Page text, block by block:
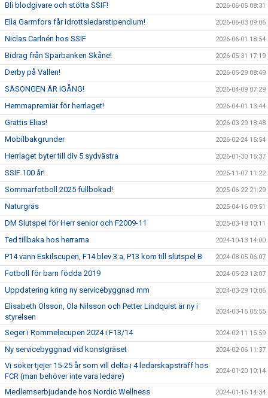
Bli blodgivare och stötta SSIF! 2026-06-05 08:31
Ella Garmfors får idrottsledarstipendium! 2026-06-03 09:06
Niclas Carlnén hos SSIF 2026-06-01 18:54
Bidrag från Sparbanken Skåne! 2026-05-31 17:19
Derby på Vallen! 2026-05-29 08:49
SÄSONGEN ÄR IGÅNG! 2026-04-09 07:29
Hemmapremiär för herrlaget! 2026-04-01 13:44
Grattis Elias! 2026-03-29 18:48
Mobilbakgrunder 2026-02-24 15:54
Herrlaget byter till div 5 sydvästra 2026-01-30 15:37
SSIF 100 år! 2025-11-07 11:22
Sommarfotboll 2025 fullbokad! 2025-06-22 21:29
Naturgräs 2025-04-16 09:51
DM Slutspel för Herr senior och F2009-11 2025-03-18 10:11
Ted tillbaka hos herrarna 2024-10-13 14:00
P14 vann Eskilscupen, F14 blev 3:a, P13 kom till slutspel B 2024-08-05 06:07
Fotboll för barn födda 2019 2024-05-23 13:07
Uppdatering kring ny servicebyggnad mm 2024-03-29 10:06
Elisabeth Olsson, Ola Nilsson och Petter Lindquist är ny i
styrelsen
2024-03-15 05:55
Seger i Rommelecupen 2024 i F13/14 2024-02-11 15:59
Ny servicebyggnad vid konstgräset 2024-02-06 11:37
Vi söker tjejer 15-25 år som vill delta i 4 ledarskapsträff hos
FCR (man behöver inte vara ledare)
2024-01-20 10:14
Medlemserbjudande hos Nordic Wellness 2024-01-16 14:34